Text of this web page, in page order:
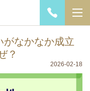
なかなか成立
？
2026-02-18